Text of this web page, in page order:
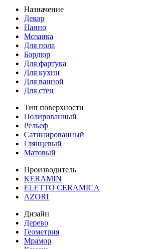
Назначение
Декор
Панно
Мозаика
Для пола
Бордюр
Для фартука
Для кухни
Для ванной
Для стен
Тип поверхности
Полированный
Рельеф
Сатинированный
Глянцевый
Матовый
Производитель
KERAMIN
ELETTO CERAMICA
AZORI
Дизайн
Дерево
Геометрия
Мрамор